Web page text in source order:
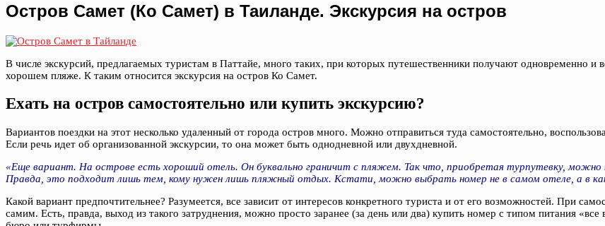
Остров Самет (Ко Самет) в Таиланде. Экскурсия на остров
В числе экскурсий, предлагаемых туристам в Паттайе, много таких, при которых путешественники получают одновременно и
хорошем пляже. К таким относится экскурсия на остров Ко Самет.
Ехать на остров самостоятельно или купить экскурсию?
Вариантов поездки на этот несколько удаленный от города остров много. Можно отправиться туда самостоятельно,
Если речь идет об организованной экскурсии, то она может быть однодневной или двухдневной.
«Еще вариант. На острове есть хороший отель. Он буквально граничит с пляжем. Так что, приобретая турпутевку,
Правда, это подходит лишь тем, кому нужен лишь пляжный отдых. Кстати, можно выбрать номер не в самом отеле, а в
Какой вариант предпочтительнее? Разумеется, все зависит от интересов конкретного туриста и от его возможностей. При
самим. Есть, правда, выход из такого затруднения, можно просто заранее (за день или два) купить номер с типом питания